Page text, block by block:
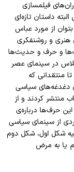
فیلمسازی
داستان تازه‌ای
از مورد عباس
هنری و روشنفکری
و حرف و حدیث‌ها
در سینمای عصر
منتقدانی که
دغدغه‌های سیاسی
منتشر کردند و از
حرف‌ها درباره‌ی
از سینمای سیاسی
شکل اول، شکل دوم
یا به مرض